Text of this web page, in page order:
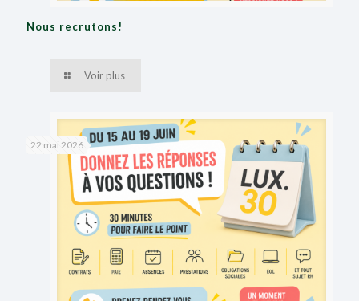
Nous recrutons!
Voir plus
22 mai 2026